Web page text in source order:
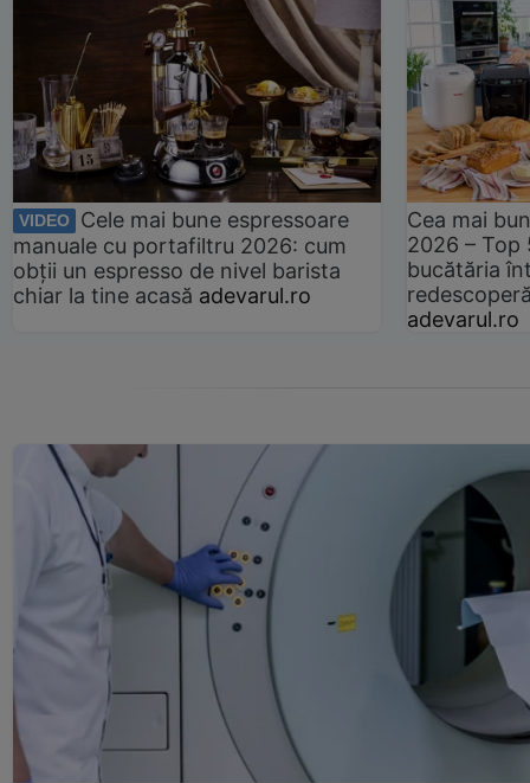
VIDEO
Cele mai bune espressoare
manuale cu portafiltru 2026: cum
obții un espresso de nivel barista
chiar la tine acasă adevarul.ro
Cea mai
2026 –
bucătăria
adevarul.ro